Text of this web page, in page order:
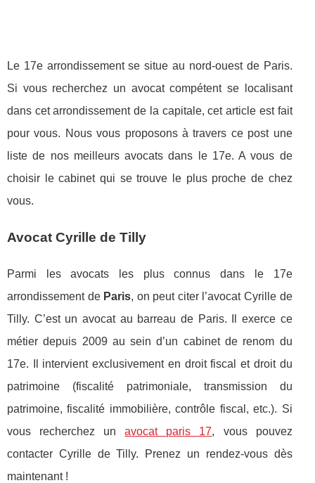
Le 17e arrondissement se situe au nord-ouest de Paris.
Si vous recherchez un avocat compétent se localisant
dans cet arrondissement de la capitale, cet article est fait
pour vous. Nous vous proposons à travers ce post une
liste de nos meilleurs avocats dans le 17e. A vous de
choisir le cabinet qui se trouve le plus proche de chez
vous.
Avocat Cyrille de Tilly
Parmi les avocats les plus connus dans le 17e
arrondissement de Paris, on peut citer l’avocat Cyrille de
Tilly. C’est un avocat au barreau de Paris. Il exerce ce
métier depuis 2009 au sein d’un cabinet de renom du
17e. Il intervient exclusivement en droit fiscal et droit du
patrimoine (fiscalité patrimoniale, transmission du
patrimoine, fiscalité immobilière, contrôle fiscal, etc.). Si
vous recherchez unavocat paris 17, vous pouvez
contacter Cyrille de Tilly. Prenez un rendez-vous dès
maintenant !